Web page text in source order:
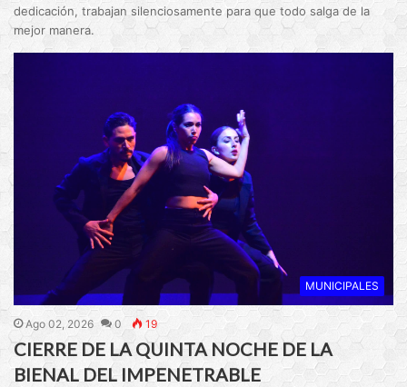
dedicación, trabajan silenciosamente para que todo salga de la
mejor manera.
MUNICIPALES
Ago 02, 2026 0 19
CIERRE DE LA QUINTA NOCHE DE LA
BIENAL DEL IMPENETRABLE